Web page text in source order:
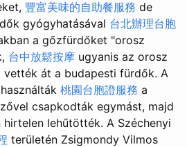
豐富美味的自助餐服務 de
gyógyhatásával 台北辦理台胞
a gőzfürdőket "orosz
台中放鬆按摩 ugyanis az orosz
vették át a budapesti fürdők. A
桃園台胞證服務 a
csapkodták egymást, majd
lehűtötték. A Széchenyi
területén Zsigmondy Vilmos